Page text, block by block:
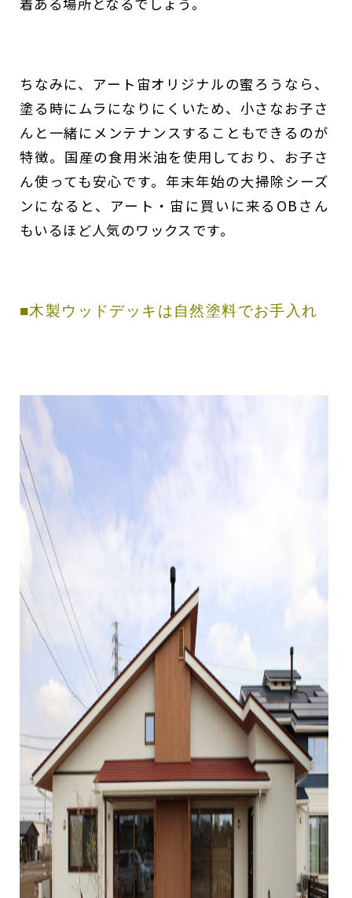
ちなみに、アート宙オリジナルの蜜ろうなら、
塗る時にムラになりにくいため、小さなお子さ
んと一緒にメンテナンスすることもできるのが
特徴。国産の食用米油を使用しており、お子さ
ん使っても安心です。年末年始の大掃除シーズ
ンになると、アート・宙に買いに来るOBさん
もいるほど人気のワックスです。
■木製ウッドデッキは自然塗料でお手入れ